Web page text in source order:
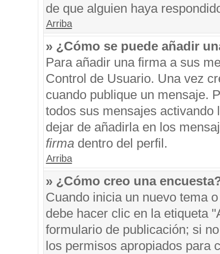
de que alguien haya
Arriba
» ¿Cómo se puede añadir
Para añadir una firma a sus
Control de Usuario. Una vez
cuando publique un mensaje.
todos sus mensajes
dejar de añadirla en los
firmadentro del perfil.
Arriba
» ¿Cómo creo una
Cuando inicia un nuevo tema
debe hacer clic en la etiqueta
formulario de publicación; si
los permisos apropiados para